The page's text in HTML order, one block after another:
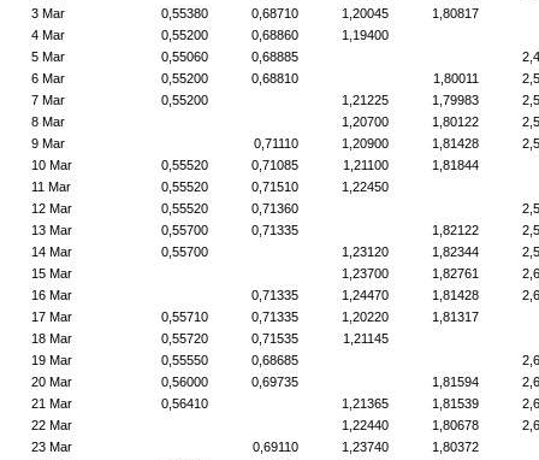
3 Mar
0,55380 0,68710 1,20045
1,80817
4 Mar
0,55200 0,68860
1,19400
5 Mar
0,55060 0,68885
6 Mar
0,55200 0,68810 1,80011
7 Mar
0,55200 1,21225 1,79983
8 Mar
1,20700 1,80122
9 Mar
0,71110 1,20900 1,81428
10 Mar
0,55520 0,71085 1,21100
1,81844
11 Mar
0,55520 0,71510
1,22450
12 Mar
0,55520 0,71360
13 Mar
0,55700 0,71335 1,82122
14 Mar
0,55700 1,23120 1,82344
15 Mar
1,23700 1,82761
16 Mar
0,71335 1,24470 1,81428
17 Mar
0,55710 0,71335 1,20220
1,81317
18 Mar
0,55720 0,71535
1,21145
19 Mar
0,55550 0,68685
20 Mar
0,56000 0,69735 1,81594
21 Mar
0,56410 1,21365 1,81539
22 Mar
1,22440 1,80678
23 Mar
0,69110 1,23740
1,80372